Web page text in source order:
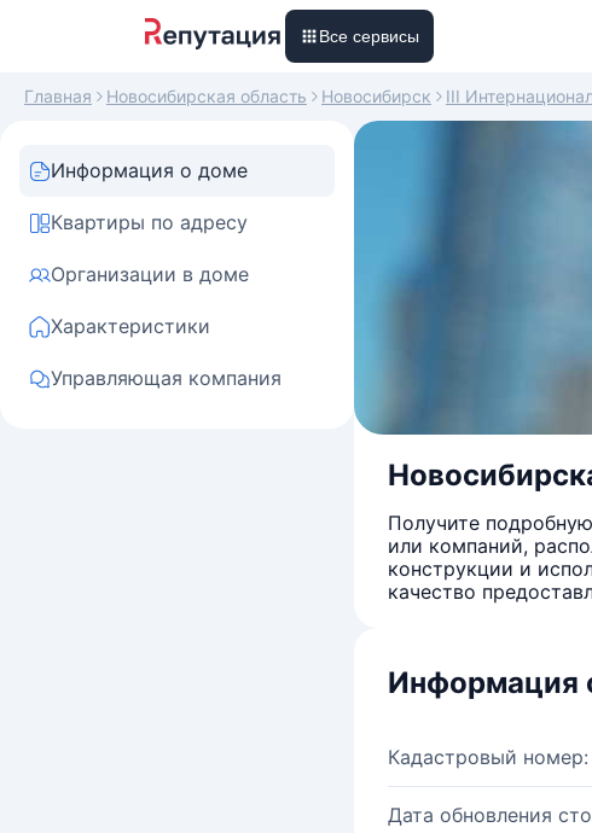
Все сервисы
Главная Новосибирская область Новосибирск III
Информация о доме
Квартиры по адресу
Организации в доме
Характеристики
Управляющая компания
Получите
или компаний,
конструкции и
качество
Информация
Кадастровый номер:
Дата обновления